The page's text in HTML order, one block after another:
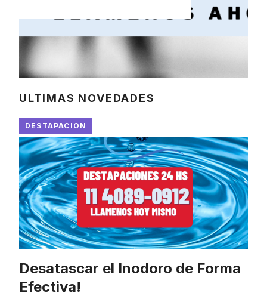
ULTIMAS NOVEDADES
DESTAPACION
Desatascar el Inodoro de Forma
Efectiva!